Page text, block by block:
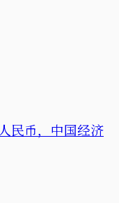
民币，中国经济